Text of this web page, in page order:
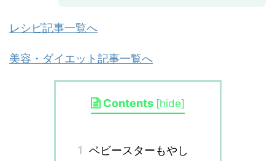
レシピ記事一覧へ
美容・ダイエット記事一覧へ
Contents [hide]
1 ベビースターもやし